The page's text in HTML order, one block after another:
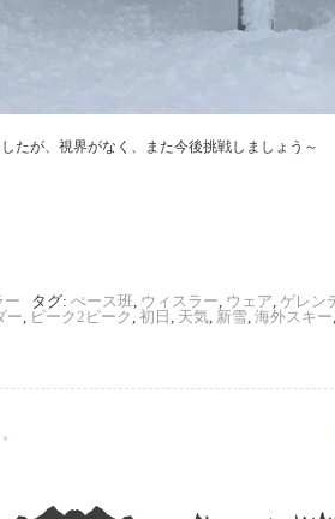
たが、視界がなく、また今後挑戦しましょう～
ー タグ: ぺース班, ウィスラー, ウェア, ゲレン
ー, ピーク2ピーク, 初日 , 天気, 新雪, 海外スキー,